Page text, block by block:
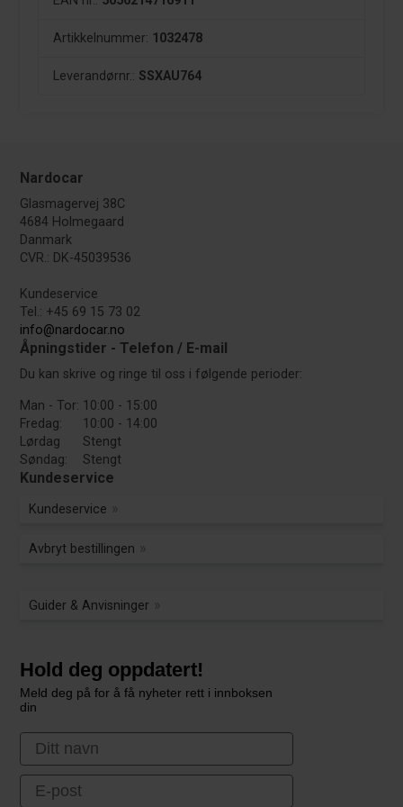
Artikkelnummer: 1032478
Leverandørnr.: SSXAU764
Nardocar
Glasmagervej 38C
4684 Holmegaard
Danmark
CVR.: DK-45039536
Kundeservice
Tel.: +45 69 15 73 02
info@nardocar.no
Åpningstider - Telefon / E-mail
Du kan skrive og ringe til oss i følgende perioder:
Man - Tor: 10:00 - 15:00
Fredag:
10:00 - 14:00
Lørdag
Stengt
Søndag:
Stengt
Kundeservice
Kundeservice
Avbryt bestillingen
Guider & Anvisninger
Hold deg oppdatert!
Meld deg på for å få nyheter rett i innboksen
din
First Name
Email